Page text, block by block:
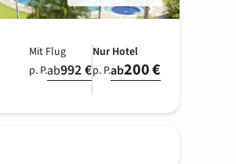
Mit Flug
p. P.ab992 €
Nur Hotel
p. P.ab200 €